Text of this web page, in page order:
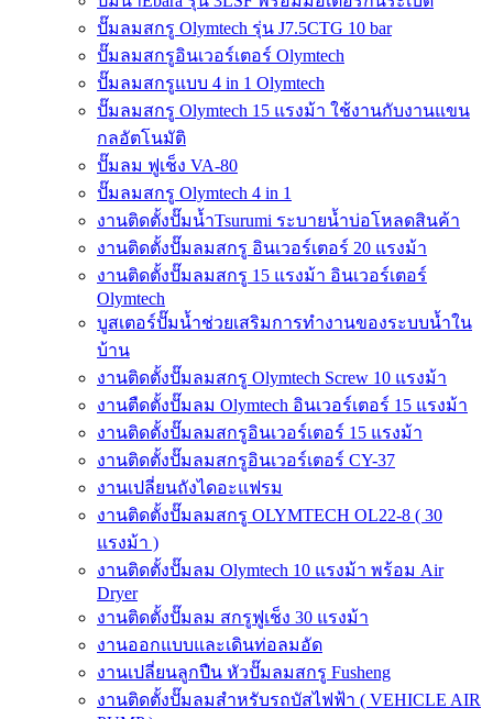
ปั๊มลมสกรู Olymtech รุ่น J7.5CTG 10 bar
ปั๊มลมสกรูอินเวอร์เตอร์ Olymtech
ปั๊มลมสกรูแบบ 4 in 1 Olymtech
ปั๊มลมสกรู Olymtech 15 แรงม้า ใช้งานกับงานแขน
กลอัตโนมัติ
ปั๊มลม ฟูเช็ง VA-80
ปั๊มลมสกรู Olymtech 4 in 1
งานติดตั้งปั๊มน้ำTsurumi ระบายน้ำบ่อโหลดสินค้า
งานติดตั้งปั๊มลมสกรู อินเวอร์เตอร์ 20 แรงม้า
งานติดตั้งปั๊มลมสกรู 15 แรงม้า อินเวอร์เตอร์
Olymtech
บูสเตอร์ปั๊มน้ำช่วยเสริมการทำงานของระบบน้ำใน
บ้าน
งานติดตั้งปั๊มลมสกรู Olymtech Screw 10 แรงม้า
งานตืดตั้งปั๊มลม Olymtech อินเวอร์เตอร์ 15 แรงม้า
งานติดตั้งปั๊มลมสกรูอินเวอร์เตอร์ 15 แรงม้า
งานติดตั้งปั๊มลมสกรูอินเวอร์เตอร์ CY-37
งานเปลี่ยนถังไดอะแฟรม
งานติดตั้งปั๊มลมสกรู OLYMTECH OL22-8 ( 30
แรงม้า )
งานติดตั้งปั๊มลม Olymtech 10 แรงม้า พร้อม Air
Dryer
งานติดตั้งปั๊มลม สกรูฟูเช็ง 30 แรงม้า
งานออกแบบและเดินท่อลมอัด
งานเปลี่ยนลูกปืน หัวปั๊มลมสกรู Fusheng
งานติดตั้งปั๊มลมสำหรับรถบัสไฟฟ้า ( VEHICLE AIR